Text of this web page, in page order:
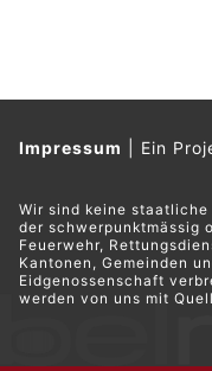
Impressum Ein
Wir sind keine staatliche
der schwerpunktmässig
Feuerwehr,
Kantonen, Gemeinden
Eidgenossenschaft
werden von uns mit